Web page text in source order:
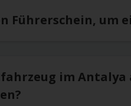
Führerschein, um
im